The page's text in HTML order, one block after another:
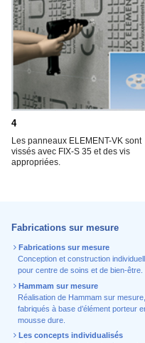
4
Les panneaux ELEMENT-VK sont
vissés avec FIX-S 35 et des vis
appropriées.
Fabrications sur mesure
Fabrications sur mesure
Conception et construction
pour centre de soins et de bien-être.
Hammam sur mesure
Réalisation de Hammam sur mesure,
fabriqués à base d’élément porteur
mousse dure.
Les concepts individualisés